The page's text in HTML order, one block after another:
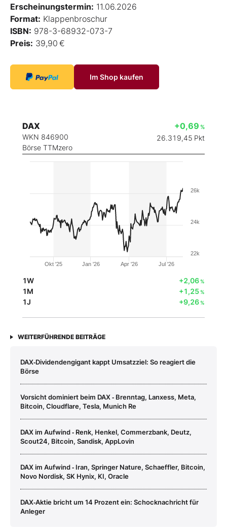
Erscheinungstermin: 11.06.2026
Format: Klappenbroschur
ISBN: 978-3-68932-073-7
Preis: 39,90 €
Im Shop kaufen
DAX
WKN 846900
Börse TTMzero
+0,69 %
26.319,45 Pkt
Okt '25 Jan '26 Apr '26 Jul '26
22k
24k
26k
1W +2,06%
1M +1,25%
1J +9,26%
WEITERFÜHRENDE BEITRÄGE
DAX‑Dividendengigant kappt Umsatzziel: So reagiert die
Börse
Vorsicht dominiert beim DAX ‑ Brenntag, Lanxess, Meta,
Bitcoin, Cloudflare, Tesla, Munich Re
DAX im Aufwind ‑ Renk, Henkel, Commerzbank, Deutz,
Scout24, Bitcoin, Sandisk, AppLovin
DAX im Aufwind ‑ Iran, Springer Nature, Schaeffler, Bitcoin,
Novo Nordisk, SK Hynix, KI, Oracle
DAX‑Aktie bricht um 14 Prozent ein: Schocknachricht für
Anleger